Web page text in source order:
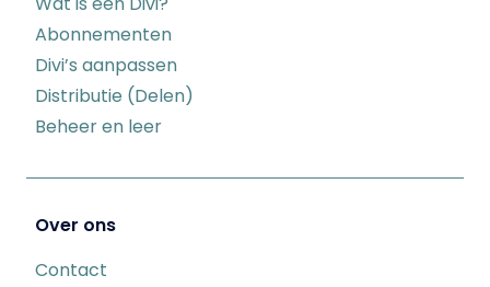
Abonnementen
Divi’s aanpassen
Distributie (Delen)
Beheer en leer
Over ons
Contact